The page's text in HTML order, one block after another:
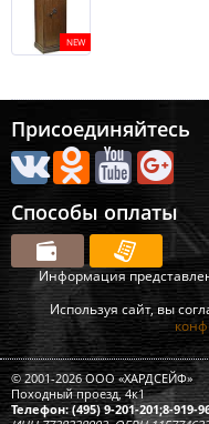
NEW
Присоединяйтесь
Способы оплаты
Информация
Используя сайт, вы
© 2001-2026 ООО «ХАРДСЕЙФ»
Походный проезд, 4к1
Телефон: (495) 9-201-201;8-919-